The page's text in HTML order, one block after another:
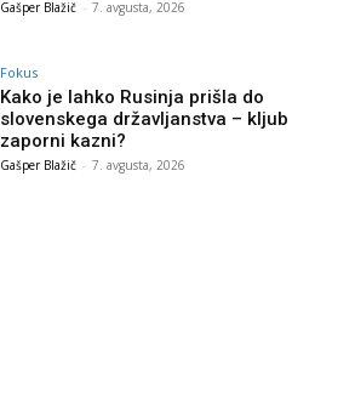
Gašper Blažič - 7. avgusta, 2026
Fokus
Kako je lahko Rusinja prišla do
slovenskega državljanstva – kljub
zaporni kazni?
Gašper Blažič - 7. avgusta, 2026